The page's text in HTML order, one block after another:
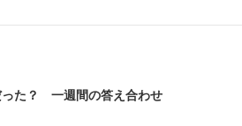
った？ 一週間の答え合わせ